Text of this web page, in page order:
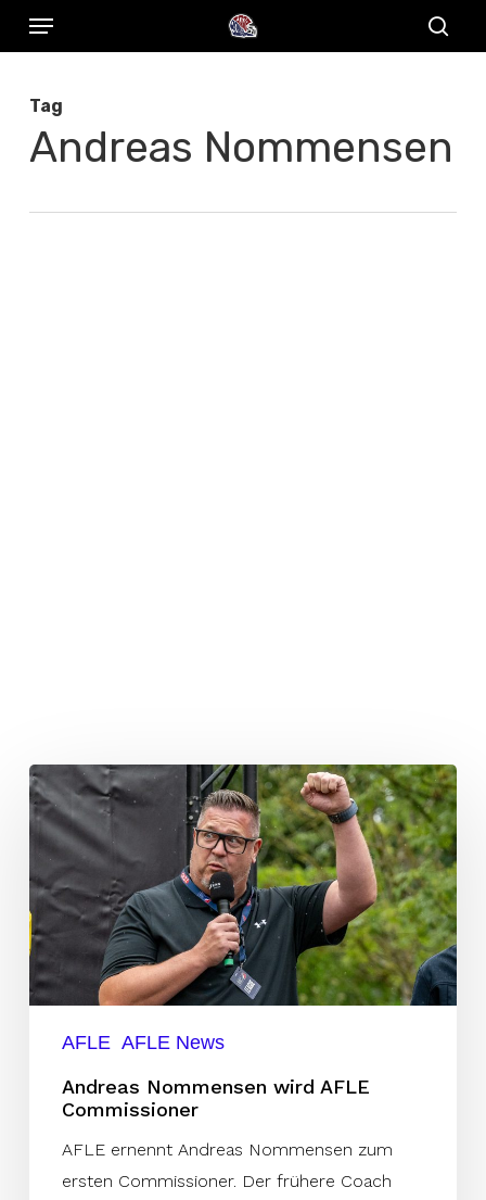
Skip
content
Menu
Tag
Andreas Nommensen
Andreas
Nommensen
wird
AFLE
Commissioner
AFLE AFLE News
Andreas Nommensen wird AFLE
Commissioner
AFLE ernennt Andreas Nommensen zum
ersten Commissioner. Der frühere Coach